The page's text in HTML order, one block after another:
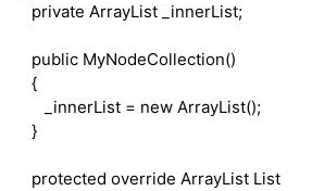
private ArrayList _innerList;
public MyNodeCollection()
{
_innerList = new ArrayList();
}
protected override ArrayList List